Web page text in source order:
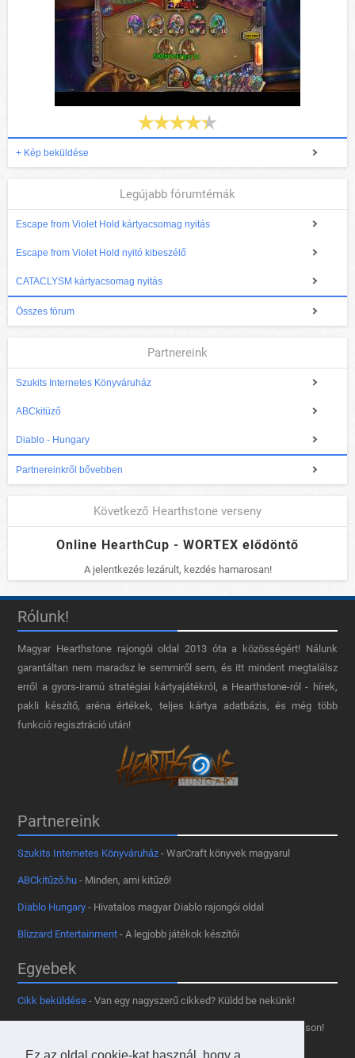
+ Kép beküldése
Legújabb fórumtémák
Escape from Violet Hold kártyacsomag nyitás
Escape from Violet Hold nyitó kibeszélő
CATACLYSM kártyacsomag nyitás
Összes fórum
Partnereink
Szukits Internetes Könyváruház
ABCkitüző
Diablo - Hungary
Partnereinkről bővebben
Következő Hearthstone verseny
Online HearthCup - WORTEX elődöntő
A jelentkezés lezárult, kezdés hamarosan!
Rólunk!
Magyar Hearthstone​ rajongói oldal 2013 óta a közösségért! Nálunk
garantáltan nem maradsz le semmiről sem, és itt mindent megtalálsz
erről a gyors-iramú stratégiai kártyajátékról, a Hearthstone-ról - hírek,
pakli készítő, aréna értékek, teljes kártya adatbázis, és még több
funkció regisztráció után!
Partnereink
Szukits Internetes Könyváruház - WarCraft könyvek magyarul
ABCkitűző.hu - Minden, ami kitűző!
Diablo Hungary - Hivatalos magyar Diablo rajongói oldal
Blizzard Entertainment - A legjobb játékok készítői
Egyebek
Cikk beküldése - Van egy nagyszerű cikked? Küldd be nekünk!
- Tetszik az oldal? Segíts, hogy fennmaradhasson!
Kapcsolat, médiaajánlat- Lépj velünk kapcsolatba!